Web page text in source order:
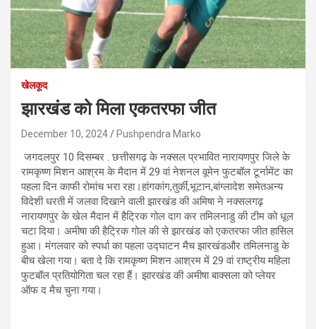
खेलकूद
झारखंड को मिला एकतरफा जीत
December 10, 2024 Pushpendra Marko
जगदलपुर 10 दिसम्बर . छत्तीसगढ़ के नक्सल प्रभावित नारायणपुर जिले के
रामकृष्ण मिशन आश्रम के मैदान में 29 वां नेशनल वूमेन फुटबॉल टूर्नामेंट का
पहला दिन काफी रोमांच भरा रहा।हांगकांग,तुर्की,भूटान,बांग्लादेश समेतअन्य
विदेशी धरती में जलवा दिखाने वाली झारखंड की अमिषा ने नक्सलगढ़
नारायणपुर के खेल मैदान में हैट्रिक गोल दाग कर तमिलनाडु की टीम को धूल
चटा दिया। अमीषा की हैट्रिक गोल की से झारखंड को एकतरफा जीत हासिल
हुआ। मंगलवार को स्पर्धा का पहला उद्घाटन मैच झारखंडऔर तमिलनाडु के
बीच खेला गया। बता दे कि रामकृष्ण मिशन आश्रम में 29 वां राष्ट्रीय महिला
फुटबॉल प्रतियोगिता चल रहा हैं। झारखंड की अमीषा बाक्सला को प्लेयर
ऑफ द मैच चुना गया।